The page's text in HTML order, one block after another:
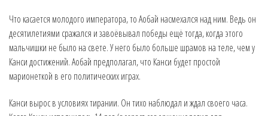
Что касается молодого императора, то Аобай насмехался над ним. Ведь он
десятилетиями сражался и завоёвывал победы ещё тогда, когда этого
мальчишки не было на свете. У него было больше шрамов на теле, чем у
Канси достижений. Аобай предполагал, что Канси будет простой
марионеткой в его политических играх.
Канси вырос в условиях тирании. Он тихо наблюдал и ждал своего часа.